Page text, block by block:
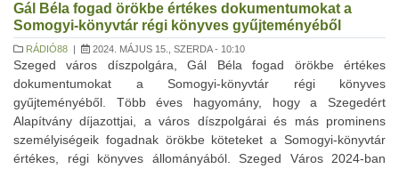
Gál Béla fogad örökbe értékes dokumentumokat a
Somogyi-könyvtár régi könyves gyűjteményéből
RÁDIÓ88 | 2024. MÁJUS 15., SZERDA - 10:10
Szeged város díszpolgára, Gál Béla fogad örökbe értékes
dokumentumokat a Somogyi-könyvtár régi könyves
gyűjteményéből. Több éves hagyomány, hogy a Szegedért
Alapítvány díjazottjai, a város díszpolgárai és más prominens
személyiségeik fogadnak örökbe köteteket a Somogyi-könyvtár
értékes, régi könyves állományából. Szeged Város 2024-ban